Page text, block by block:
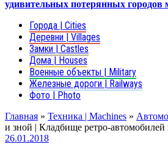
удивительных потерянных городов
Города | Cities
Деревни | Villages
Замки | Castles
Дома | Houses
Военные объекты | Military
Железные дороги | Railways
Фото | Photo
Главная » Техника | Machines »
и зной | Кладбище ретро-
26.01.2018